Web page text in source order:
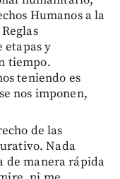
Humanos a la
etapas y
tiempo.
teniendo es
nos imponen,
de las
Nada
de manera rápida